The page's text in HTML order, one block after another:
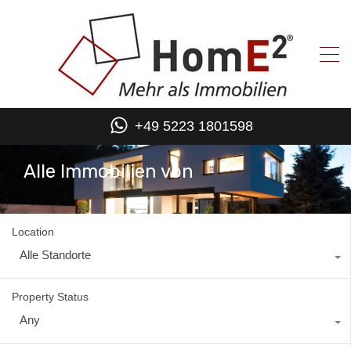
+49 5223 1801598
Alle Immobilien von
Location
Alle Standorte
Property Status
Any